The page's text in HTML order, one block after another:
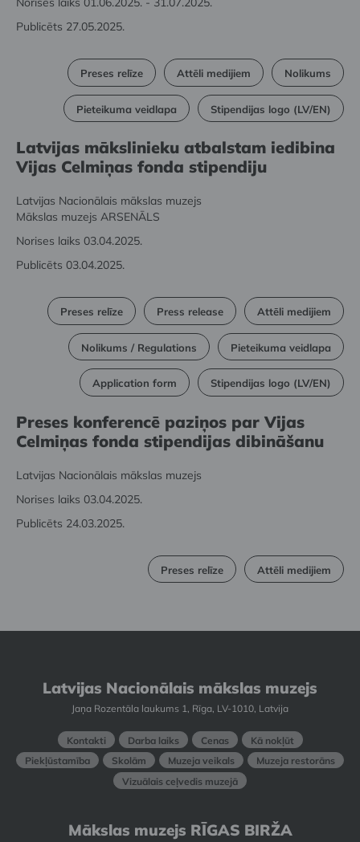
Publicēts 27.05.2025.
Preses relīze Attēli medijiem Nolikums
Pieteikuma veidlapa Stipendijas logo (LV/EN)
Latvijas mākslinieku atbalstam iedibina
Vijas Celmiņas fonda stipendiju
Latvijas Nacionālais mākslas muzejs
Mākslas muzejs ARSENĀLS
Norises laiks 03.04.2025.
Publicēts 03.04.2025.
Preses relīze Press release Attēli medijiem
Nolikums / Regulations Pieteikuma veidlapa
Application form Stipendijas logo (LV/EN)
Preses konferencē paziņos par Vijas
Celmiņas fonda stipendijas dibināšanu
Latvijas Nacionālais mākslas muzejs
Norises laiks 03.04.2025.
Publicēts 24.03.2025.
Preses relīze Attēli medijiem
Latvijas Nacionālais mākslas muzejs
Jaņa Rozentāla laukums 1, Rīga, LV-1010, Latvija
Kontakti Darba laiks Cenas
Kā nokļūt
Piekļūstamība
Skolām Muzeja veikals
Muzeja restorāns
Vizuālais ceļvedis muzejā
Mākslas muzejs RĪGAS BIRŽA